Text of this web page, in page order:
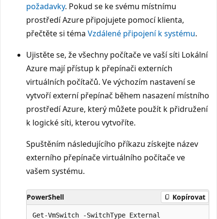
požadavky. Pokud se ke svému místnímu
prostředí Azure připojujete pomocí klienta,
přečtěte si téma Vzdálené připojení k systému.
Ujistěte se, že všechny počítače ve vaší síti Lokální
Azure mají přístup k přepínači externích
virtuálních počítačů. Ve výchozím nastavení se
vytvoří externí přepínač během nasazení místního
prostředí Azure, který můžete použít k přidružení
k logické síti, kterou vytvoříte.
Spuštěním následujícího příkazu získejte název
externího přepínače virtuálního počítače ve
vašem systému.
PowerShell Kopírovat